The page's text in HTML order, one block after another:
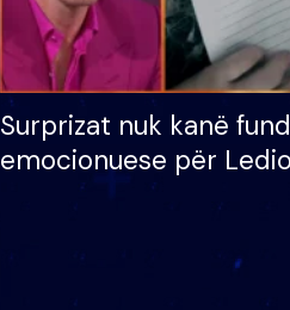
Surprizat nuk kanë
emocionuese për
nëna dhe fëmijët e tij,